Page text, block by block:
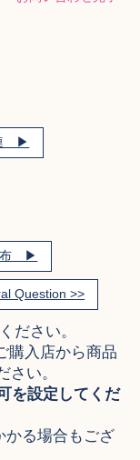
▶︎
布 ▶︎
Question >>
ださい。
購入店から商品
さい。
を設定してくだ
かる場合もござ